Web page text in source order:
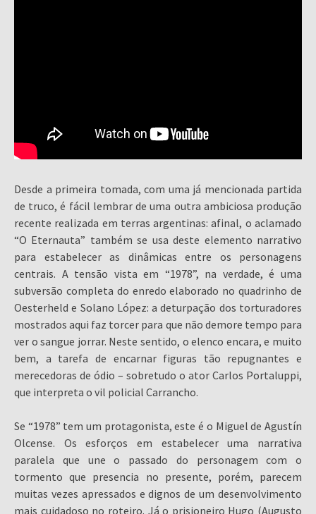
Desde a primeira tomada, com uma já mencionada partida
de truco, é fácil lembrar de uma outra ambiciosa produção
recente realizada em terras argentinas: afinal, o aclamado
“O Eternauta” também se usa deste elemento narrativo
para estabelecer as dinâmicas entre os personagens
centrais. A tensão vista em “1978”, na verdade, é uma
subversão completa do enredo elaborado no quadrinho de
Oesterheld e Solano López: a deturpação dos torturadores
mostrados aqui faz torcer para que não demore tempo para
ver o sangue jorrar. Neste sentido, o elenco encara, e muito
bem, a tarefa de encarnar figuras tão repugnantes e
merecedoras de ódio – sobretudo o ator Carlos Portaluppi,
que interpreta o vil policial Carrancho.
Se “1978” tem um protagonista, este é o Miguel de Agustín
Olcense. Os esforços em estabelecer uma narrativa
paralela que une o passado do personagem com o
tormento que presencia no presente, porém, parecem
muitas vezes apressados e dignos de um desenvolvimento
mais cuidadoso no roteiro. Já o prisioneiro Hugo (Augusto